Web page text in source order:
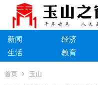
新闻 经济
生活
教育
首页 玉山